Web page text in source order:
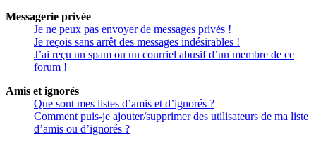
Messagerie privée
Je ne peux pas envoyer de messages privés !
Je reçois sans arrêt des messages indésirables !
J’ai reçu un spam ou un courriel abusif d’un membre de ce
forum !
Amis et ignorés
Que sont mes listes d’amis et d’ignorés ?
Comment puis-je ajouter/supprimer des utilisateurs de ma liste
d’amis ou d’ignorés ?